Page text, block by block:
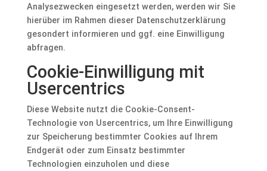
Analysezwecken eingesetzt werden, werden wir Sie
hierüber im Rahmen dieser Datenschutzerklärung
gesondert informieren und ggf. eine Einwilligung
abfragen.
Cookie-Einwilligung mit
Usercentrics
Diese Website nutzt die Cookie-Consent-
Technologie von Usercentrics, um Ihre Einwilligung
zur Speicherung bestimmter Cookies auf Ihrem
Endgerät oder zum Einsatz bestimmter
Technologien einzuholen und diese